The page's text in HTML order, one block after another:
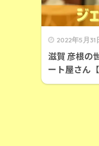
2022年5月31
滋賀 彦根の
ート屋さん